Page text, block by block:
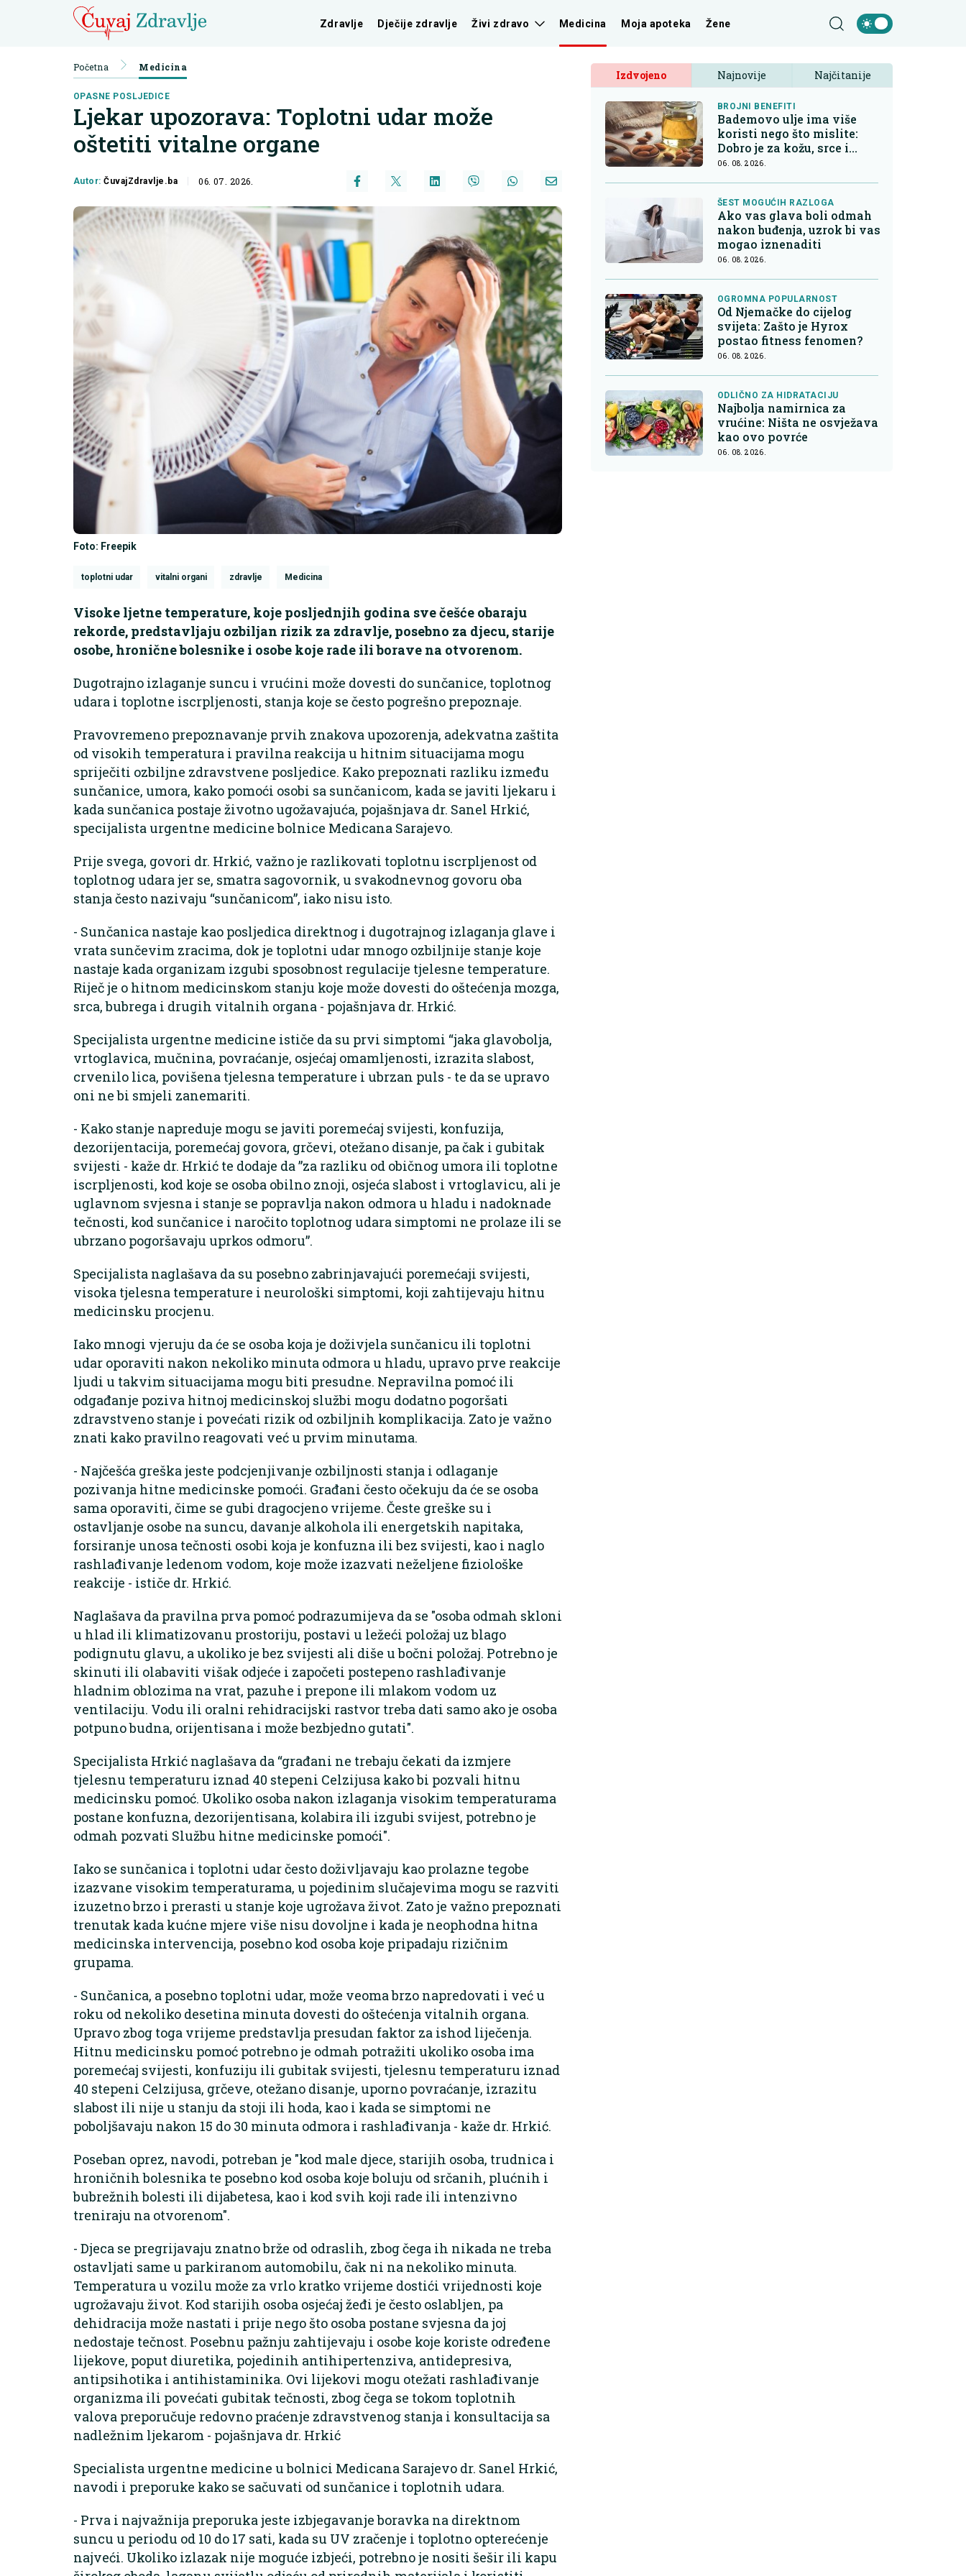
Zdravlje Dječije zdravlje Živi zdravo Medicina Moja apoteka Žene
Početna Medicina
OPASNE POSLJEDICE
Ljekar upozorava: Toplotni udar može
oštetiti vitalne organe
Autor:ČuvajZdravlje.ba 06. 07. 2026.
Foto: Freepik
toplotni udar vitalni organi zdravlje Medicina
Visoke ljetne temperature, koje posljednjih godina sve češće obaraju
rekorde, predstavljaju ozbiljan rizik za zdravlje, posebno za djecu, starije
osobe, hronične bolesnike i osobe koje rade ili borave na otvorenom.
Dugotrajno izlaganje suncu i vrućini može dovesti do sunčanice, toplotnog
udara i toplotne iscrpljenosti, stanja koje se često pogrešno prepoznaje.
Pravovremeno prepoznavanje prvih znakova upozorenja, adekvatna zaštita
od visokih temperatura i pravilna reakcija u hitnim situacijama mogu
spriječiti ozbiljne zdravstvene posljedice. Kako prepoznati razliku između
sunčanice, umora, kako pomoći osobi sa sunčanicom, kada se javiti ljekaru i
kada sunčanica postaje životno ugožavajuća, pojašnjava dr. Sanel Hrkić,
specijalista urgentne medicine bolnice Medicana Sarajevo.
Prije svega, govori dr. Hrkić, važno je razlikovati toplotnu iscrpljenost od
toplotnog udara jer se, smatra sagovornik, u svakodnevnog govoru oba
stanja često nazivaju “sunčanicom”, iako nisu isto.
- Sunčanica nastaje kao posljedica direktnog i dugotrajnog izlaganja glave i
vrata sunčevim zracima, dok je toplotni udar mnogo ozbiljnije stanje koje
nastaje kada organizam izgubi sposobnost regulacije tjelesne temperature.
Riječ je o hitnom medicinskom stanju koje može dovesti do oštećenja mozga,
srca, bubrega i drugih vitalnih organa - pojašnjava dr. Hrkić.
Specijalista urgentne medicine ističe da su prvi simptomi “jaka glavobolja,
vrtoglavica, mučnina, povraćanje, osjećaj omamljenosti, izrazita slabost,
crvenilo lica, povišena tjelesna temperature i ubrzan puls - te da se upravo
oni ne bi smjeli zanemariti.
- Kako stanje napreduje mogu se javiti poremećaj svijesti, konfuzija,
dezorijentacija, poremećaj govora, grčevi, otežano disanje, pa čak i gubitak
svijesti - kaže dr. Hrkić te dodaje da ”za razliku od običnog umora ili toplotne
iscrpljenosti, kod koje se osoba obilno znoji, osjeća slabost i vrtoglavicu, ali je
uglavnom svjesna i stanje se popravlja nakon odmora u hladu i nadoknade
tečnosti, kod sunčanice i naročito toplotnog udara simptomi ne prolaze ili se
ubrzano pogoršavaju uprkos odmoru”.
Specijalista naglašava da su posebno zabrinjavajući poremećaji svijesti,
visoka tjelesna temperature i neurološki simptomi, koji zahtijevaju hitnu
medicinsku procjenu.
Iako mnogi vjeruju da će se osoba koja je doživjela sunčanicu ili toplotni
udar oporaviti nakon nekoliko minuta odmora u hladu, upravo prve reakcije
ljudi u takvim situacijama mogu biti presudne. Nepravilna pomoć ili
odgađanje poziva hitnoj medicinskoj službi mogu dodatno pogoršati
zdravstveno stanje i povećati rizik od ozbiljnih komplikacija. Zato je važno
znati kako pravilno reagovati već u prvim minutama.
- Najčešća greška jeste podcjenjivanje ozbiljnosti stanja i odlaganje
pozivanja hitne medicinske pomoći. Građani često očekuju da će se osoba
sama oporaviti, čime se gubi dragocjeno vrijeme. Česte greške su i
ostavljanje osobe na suncu, davanje alkohola ili energetskih napitaka,
forsiranje unosa tečnosti osobi koja je konfuzna ili bez svijesti, kao i naglo
rashlađivanje ledenom vodom, koje može izazvati neželjene fiziološke
reakcije - ističe dr. Hrkić.
Naglašava da pravilna prva pomoć podrazumijeva da se "osoba odmah skloni
u hlad ili klimatizovanu prostoriju, postavi u ležeći položaj uz blago
podignutu glavu, a ukoliko je bez svijesti ali diše u bočni položaj. Potrebno je
skinuti ili olabaviti višak odjeće i započeti postepeno rashlađivanje
hladnim oblozima na vrat, pazuhe i prepone ili mlakom vodom uz
ventilaciju. Vodu ili oralni rehidracijski rastvor treba dati samo ako je osoba
potpuno budna, orijentisana i može bezbjedno gutati".
Specijalista Hrkić naglašava da “građani ne trebaju čekati da izmjere
tjelesnu temperaturu iznad 40 stepeni Celzijusa kako bi pozvali hitnu
medicinsku pomoć. Ukoliko osoba nakon izlaganja visokim temperaturama
postane konfuzna, dezorijentisana, kolabira ili izgubi svijest, potrebno je
odmah pozvati Službu hitne medicinske pomoći".
Iako se sunčanica i toplotni udar često doživljavaju kao prolazne tegobe
izazvane visokim temperaturama, u pojedinim slučajevima mogu se razviti
izuzetno brzo i prerasti u stanje koje ugrožava život. Zato je važno prepoznati
trenutak kada kućne mjere više nisu dovoljne i kada je neophodna hitna
medicinska intervencija, posebno kod osoba koje pripadaju rizičnim
grupama.
- Sunčanica, a posebno toplotni udar, može veoma brzo napredovati i već u
roku od nekoliko desetina minuta dovesti do oštećenja vitalnih organa.
Upravo zbog toga vrijeme predstavlja presudan faktor za ishod liječenja.
Hitnu medicinsku pomoć potrebno je odmah potražiti ukoliko osoba ima
poremećaj svijesti, konfuziju ili gubitak svijesti, tjelesnu temperaturu iznad
40 stepeni Celzijusa, grčeve, otežano disanje, uporno povraćanje, izrazitu
slabost ili nije u stanju da stoji ili hoda, kao i kada se simptomi ne
poboljšavaju nakon 15 do 30 minuta odmora i rashlađivanja - kaže dr. Hrkić.
Poseban oprez, navodi, potreban je "kod male djece, starijih osoba, trudnica i
hroničnih bolesnika te posebno kod osoba koje boluju od srčanih, plućnih i
bubrežnih bolesti ili dijabetesa, kao i kod svih koji rade ili intenzivno
treniraju na otvorenom".
- Djeca se pregrijavaju znatno brže od odraslih, zbog čega ih nikada ne treba
ostavljati same u parkiranom automobilu, čak ni na nekoliko minuta.
Temperatura u vozilu može za vrlo kratko vrijeme dostići vrijednosti koje
ugrožavaju život. Kod starijih osoba osjećaj žeđi je često oslabljen, pa
dehidracija može nastati i prije nego što osoba postane svjesna da joj
nedostaje tečnost. Posebnu pažnju zahtijevaju i osobe koje koriste određene
lijekove, poput diuretika, pojedinih antihipertenziva, antidepresiva,
antipsihotika i antihistaminika. Ovi lijekovi mogu otežati rashlađivanje
organizma ili povećati gubitak tečnosti, zbog čega se tokom toplotnih
valova preporučuje redovno praćenje zdravstvenog stanja i konsultacija sa
nadležnim ljekarom - pojašnjava dr. Hrkić
Specialista urgentne medicine u bolnici Medicana Sarajevo dr. Sanel Hrkić,
navodi i preporuke kako se sačuvati od sunčanice i toplotnih udara.
- Prva i najvažnija preporuka jeste izbjegavanje boravka na direktnom
suncu u periodu od 10 do 17 sati, kada su UV zračenje i toplotno opterećenje
najveći. Ukoliko izlazak nije moguće izbjeći, potrebno je nositi šešir ili kapu
Izdvojeno Najnovije Najčitanije
BROJNI BENEFITI
Bademovo ulje ima više
koristi nego što mislite:
Dobro je za kožu, srce i
kontrolu apetita
06. 08. 2026.
ŠEST MOGUĆIH RAZLOGA
Ako vas glava boli odmah
nakon buđenja, uzrok bi vas
mogao iznenaditi
06. 08. 2026.
OGROMNA POPULARNOST
Od Njemačke do cijelog
svijeta: Zašto je Hyrox
postao fitness fenomen?
06. 08. 2026.
ODLIČNO ZA HIDRATACIJU
Najbolja namirnica za
vrućine: Ništa ne osvježava
kao ovo povrće
06. 08. 2026.